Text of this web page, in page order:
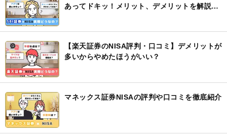
あってドキッ！メリット、デメリットを解説す
【楽天証券のNISA評判・口コミ】デメリットが
多いからやめたほうがいい？
マネックス証券NISAの評判や口コミを徹底紹介